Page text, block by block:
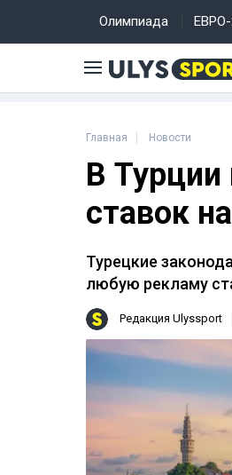
Олимпиада
Главная Новости
В Турции
ставок
Турецкие
любую рекламу
Редакция Ulyssport